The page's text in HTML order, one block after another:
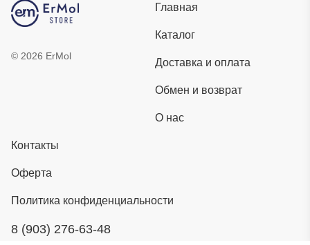
© 2026 ErMol
Главная
Каталог
Доставка и оплата
Обмен и возврат
О нас
Контакты
Оферта
Политика конфиденциальности
8 (903) 276-63-48